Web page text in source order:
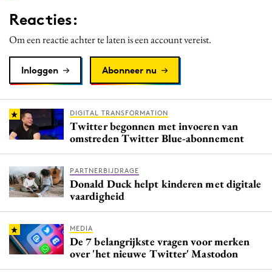
PR
Programmatic
Reputatie & crisis
Reacties:
Om een reactie achter te laten is een account vereist.
Inloggen Abonneer nu
DIGITAL TRANSFORMATION
Twitter begonnen met invoeren van
omstreden Twitter Blue-abonnement
PARTNERBIJDRAGE
Donald Duck helpt kinderen met digitale
vaardigheid
MEDIA
De 7 belangrijkste vragen voor merken
over 'het nieuwe Twitter' Mastodon